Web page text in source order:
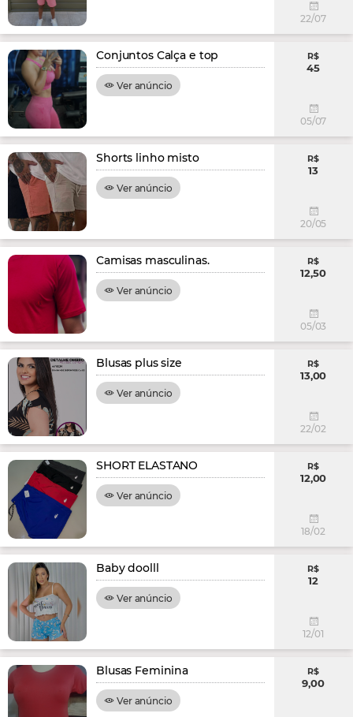
22/07
Conjuntos Calça e top
Ver anúncio
R$
45
05/07
Shorts linho misto
Ver anúncio
R$
13
20/05
Camisas masculinas.
Ver anúncio
R$
12,50
05/03
Blusas plus size
Ver anúncio
R$
13,00
22/02
SHORT ELASTANO
Ver anúncio
R$
12,00
18/02
Baby doolll
Ver anúncio
R$
12
12/01
Blusas Feminina
Ver anúncio
R$
9,00